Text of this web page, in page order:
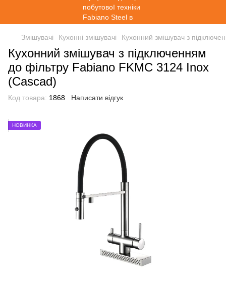
Змішувачі Кухонні змішувачі Кухонний змішувач з
Кухонний змішувач з підключенням
до фільтру Fabiano FKMC 3124 Inox
(Cascad)
Код товара: 1868 Написати відгук
НОВИНКА